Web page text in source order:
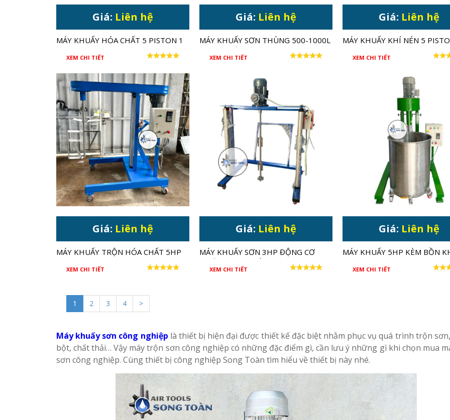
Giá: Liên hệ
MÁY KHUẤY HÓA CHẤT 5 PISTON 1
HP DẠNG GÁ NGANG CHO THÙNG
IBC 1000 LÍT
XEM CHI TIẾT
Giá: Liên hệ
MÁY KHUẤY SƠN THÙNG 500-1000L
XEM CHI TIẾT
Giá: Liên hệ
MÁY KHUẤY KHÍ NÉN 5
0.75HP CHO THÙNG 200 LÍT
XEM CHI TIẾT
Giá: Liên hệ
MÁY KHUẤY TRỘN HÓA CHẤT 5HP
XEM CHI TIẾT
Giá: Liên hệ
MÁY KHUẤY SƠN 3HP ĐỘNG CƠ
CHỐNG CHÁY NỔ CHO THÙNG 1000
LÍTXEM CHI TIẾT
Giá: Liên hệ
MÁY KHUẤY 5HP KÈM BỒN
XEM CHI TIẾT
1 2 3 4 >
Máy khuấy sơn công nghiệp là thiết bị hiện đại được thiết kế đặc biệt nhằm phục vụ quá trình trộn
bột, chất thải… Vậy máy trộn sơn công nghiệp có những đặc điểm gì, cần lưu ý những gì khi chọn mua
sơn công nghiệp. Cùng thiết bị công nghiệp Song Toàn tìm hiểu về thiết bị này nhé.